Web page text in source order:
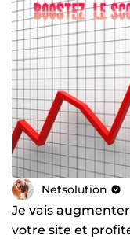
Netsolution
Je vais
votre site et